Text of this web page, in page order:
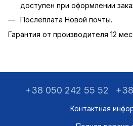
доступен при оформлении
Послеплата Новой почты.
Гарантия от производителя 12
+38 050 242 55 52
Контактная